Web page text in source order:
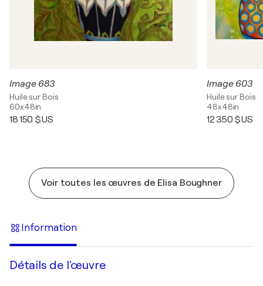
Image 683
Huile sur Bois
60x48in
18 150 $US
Image 603
Huile sur Bois
48x48in
12 350 $US
Voir toutes les œuvres de Elisa Boughner
Information
Détails de l'œuvre